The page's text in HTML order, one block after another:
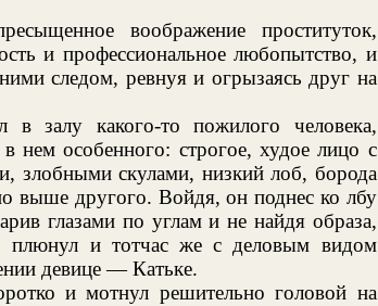
воображение проституток,
и профессиональное любопытство, и
следом, ревнуя и огрызаясь друг на
залу какого-то пожилого человека,
нем особенного: строгое, худое лицо с
злобными скулами, низкий лоб, борода
выше другого. Войдя, он поднес ко лбу
глазами по углам и не найдя образа,
плюнул и тотчас же с деловым видом
девице — Катьке.
и мотнул решительно головой на